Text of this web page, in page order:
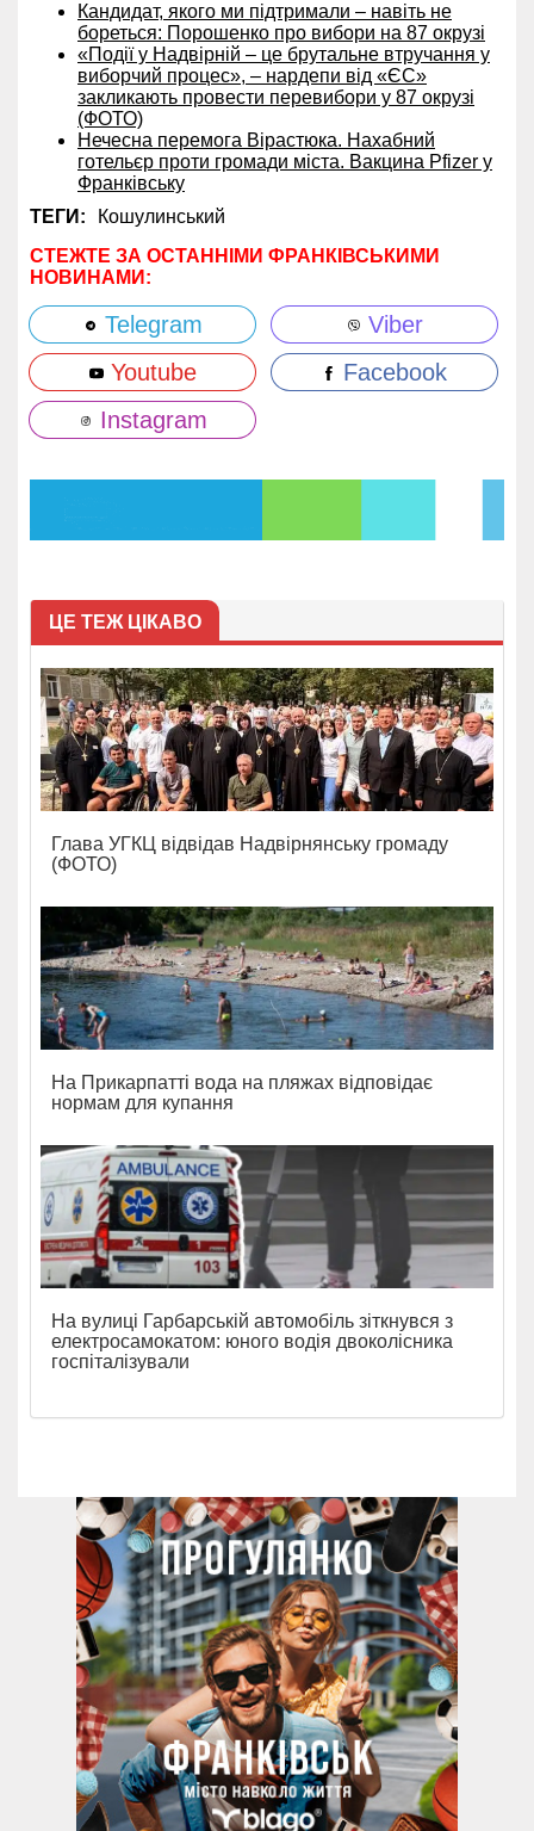
Кандидат, якого ми підтримали – навіть не
бореться: Порошенко про вибори на 87 окрузі
«Події у Надвірній – це брутальне втручання у
виборчий процес», – нардепи від «ЄС»
закликають провести перевибори у 87 окрузі
(ФОТО)
Нечесна перемога Вірастюка. Нахабний
готельєр проти громади міста. Вакцина Pfizer у
Франківську
ТЕГИ:
Кошулинський
СТЕЖТЕ ЗА ОСТАННІМИ ФРАНКІВСЬКИМИ
НОВИНАМИ:
Telegram
Viber
Youtube
Facebook
Instagram
ЦЕ ТЕЖ ЦІКАВО
Глава УГКЦ відвідав Надвірнянську громаду
(ФОТО)
На Прикарпатті вода на пляжах відповідає
нормам для купання
На вулиці Гарбарській автомобіль зіткнувся з
електросамокатом: юного водія двоколісника
госпіталізували